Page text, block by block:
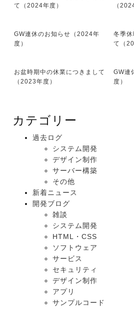
て（2024年度）
（
GW連休のお知らせ（2024年
度）
冬季
て（
お盆時期中の休業につきまして
（2023年度）
GW連
度）
カテゴリー
過去ログ
システム開発
デザイン制作
サーバー構築
その他
新着ニュース
開発ブログ
雑談
システム開発
HTML・CSS
ソフトウェア
サービス
セキュリティ
デザイン制作
アプリ
サンプルコード